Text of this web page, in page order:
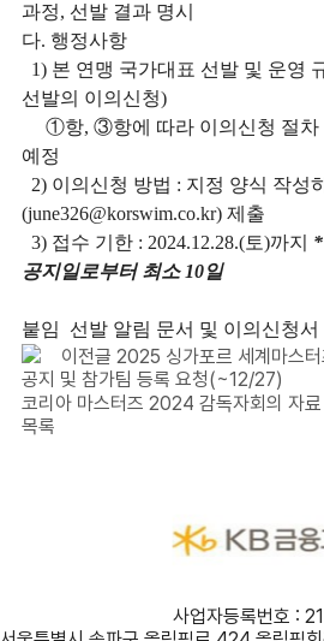
과정, 선발 결과 명시
다. 행정사항
1) 본 연맹 국가대표 선발 및 운영
선발의 이의신청)
①항, ③항에 따라 이의신청 절차
예정
2) 이의신청 방법 : 지정 양식 작성
(june326@korswim.co.kr) 제출
3) 접수 기한 : 2024.12.28.(토)까지 *
공지일로부터 최소 10일
붙임 선발 알림 문서 및 이의신청서
이전글 2025 싱가포르 세계마스
공지 및 참가팀 등록 요청(~12/27)
코리아 마스터즈 2024 감독자회의 자료
목록
사업자등록번호 :